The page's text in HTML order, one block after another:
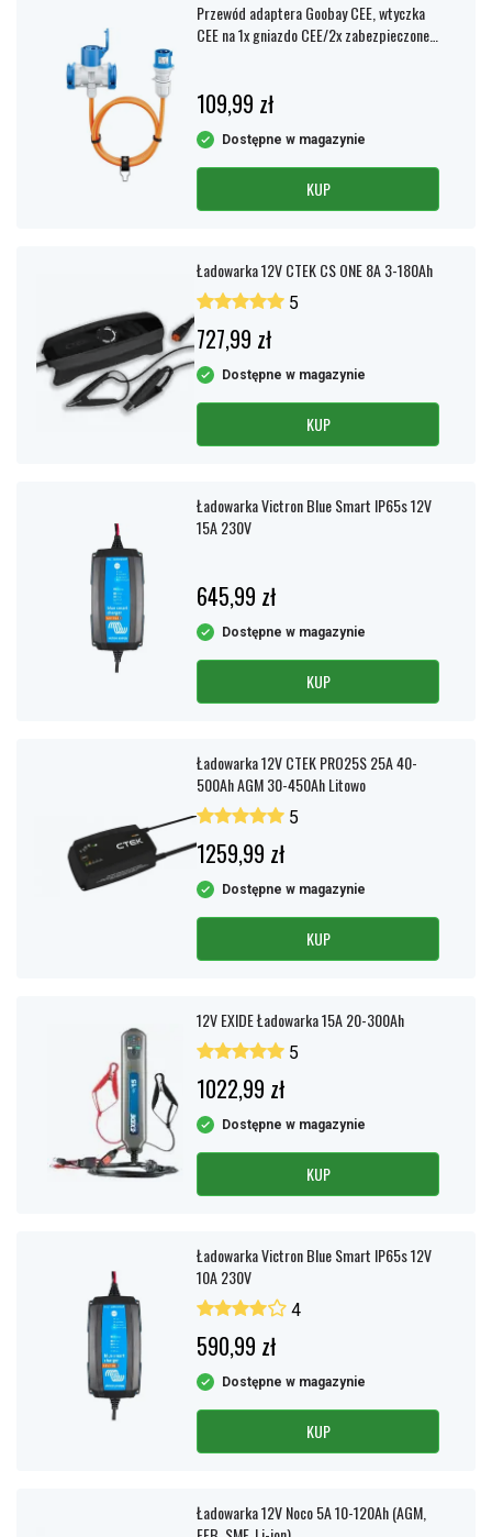
Przewód adaptera Goobay CEE, wtyczka
CEE na 1x gniazdo CEE/2x zabezpieczone
109,99 zł
Dostępne w magazynie
KUP
Ładowarka 12V CTEK CS ONE 8A 3-180Ah
5
727,99 zł
Dostępne w magazynie
KUP
Ładowarka Victron Blue Smart IP65s 12V
15A 230V
645,99 zł
Dostępne w magazynie
KUP
Ładowarka 12V CTEK PRO25S 25A 40-
500Ah AGM 30-450Ah Litowo
5
1259,99 zł
Dostępne w magazynie
KUP
12V EXIDE Ładowarka 15A 20-300Ah
5
1022,99 zł
Dostępne w magazynie
KUP
Ładowarka Victron Blue Smart IP65s 12V
10A 230V
4
590,99 zł
Dostępne w magazynie
KUP
Ładowarka 12V Noco 5A 10-120Ah (AGM,